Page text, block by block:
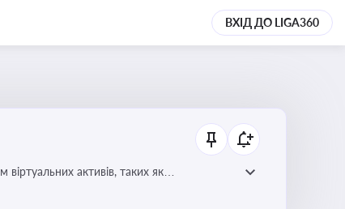
ВХІД ДО LIGA360
активів, таких як